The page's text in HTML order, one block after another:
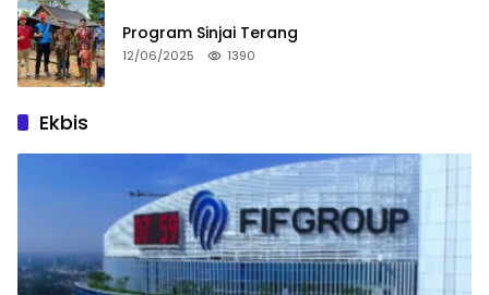
Program Sinjai Terang
12/06/2025 1390
Ekbis